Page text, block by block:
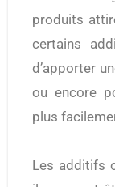
produits
certains
d’apporter
ou encore
plus
Les additifs